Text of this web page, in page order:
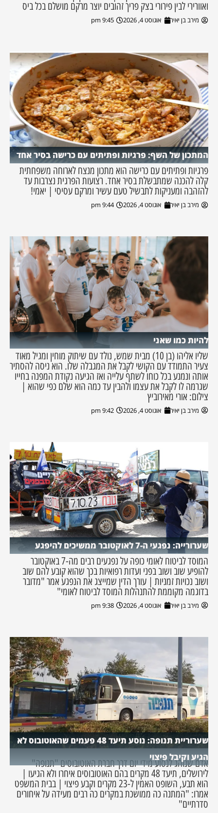
ואוורירי לבין פירורי בצק פריך זהובים יוצר מרקם מושלם בכל ביס
מירב בן יאיר אוגוסט 4, 2026 9:45 pm
המתכון של השף: פרגיות ופתיתים עם כרישה בסיר אחד
פרגיות ופתיתים עם כרישה הוא מתכון מנצח לארוחה משפחתית
קלה להכנה שמתבשלת בסיר אחד. רצועות הפרגית נצרבות עד
להזהבה ומעניקות לתבשיל טעם עשיר ומרקם עסיסי | יאמי!
מירב בן יאיר אוגוסט 4, 2026 9:44 pm
להיות כמו שאני
שליו אליהו (בן 10) מבית שמש, נולד עם שיתוק מוחין ומגיל מאוד
צעיר התמודד עם הקושי לקבל את המגבלה שלו. הוא ניסה להסתיר
אותה ונמנע בכל כוחו לשתף עלייה ואז הגיעה נקודת המפנה בחייו
שגרמה לו לקבל את עצמו ולהבין עד כמה הוא שלם כפי שהוא |
צילום: אורי מאירוביץ
מירב בן יאיר אוגוסט 4, 2026 9:42 pm
שערורייה: נפגעי ה-7 לאוקטובר ממשיכים להיפגע
המוסד לביטוח לאומי כופה על נפגעים רבים מה-7 באוקטובר
להופיע שוב ושוב בפני ועדות רפואיות בכך שהוא קובע להם שוב
ושוב נכויות זמניות | עורך הדין שמייצג את הנפגע אמר "מדובר
בדוגמה מקוממת להתנהלות המוסד לביטוח לאומי"
מירב בן יאיר אוגוסט 4, 2026 9:38 pm
שערוריית תנופה: נוסע תיעד 48 פעמים שהאוטובוס לא
הגיע וקיבל פיצוי
אדם שנוהג לנסוע מידי יום דרך חברת האוטובוסים "תנופה"
לירושלים, תיעד 48 מקרים בהם האוטובוסים איחרו ולא הגיעו |
הוא תבע, השופט האמין ל-23 מקרים וקבע פיצוי | בבית המשפט
אמרו: "המתנה כה ממושכת במקרים כה רבים מעידה על איחורים
סדרתיים"